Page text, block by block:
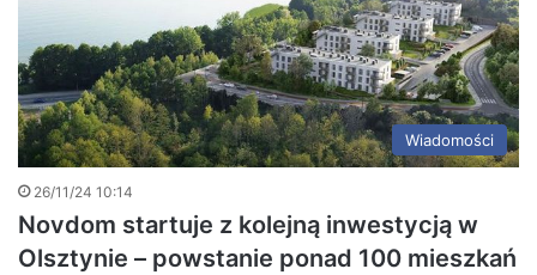
Wiadomości
26/11/24 10:14
Novdom startuje z kolejną inwestycją w
Olsztynie – powstanie ponad 100 mieszkań